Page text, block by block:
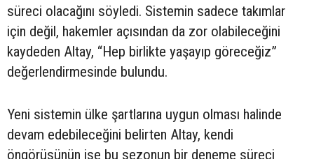
süreci olacağını söyledi. Sistemin sadece takımlar
için değil, hakemler açısından da zor olabileceğini
kaydeden Altay, “Hep birlikte yaşayıp göreceğiz”
değerlendirmesinde bulundu.
Yeni sistemin ülke şartlarına uygun olması halinde
devam edebileceğini belirten Altay, kendi
öngörüsünün ise bu sezonun bir deneme süreci